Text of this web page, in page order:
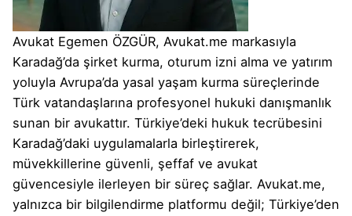
Avukat Egemen ÖZGÜR, Avukat.me markasıyla
Karadağ’da şirket kurma, oturum izni alma ve yatırım
yoluyla Avrupa’da yasal yaşam kurma süreçlerinde
Türk vatandaşlarına profesyonel hukuki danışmanlık
sunan bir avukattır. Türkiye’deki hukuk tecrübesini
Karadağ’daki uygulamalarla birleştirerek,
müvekkillerine güvenli, şeffaf ve avukat
güvencesiyle ilerleyen bir süreç sağlar. Avukat.me,
yalnızca bir bilgilendirme platformu değil; Türkiye’den